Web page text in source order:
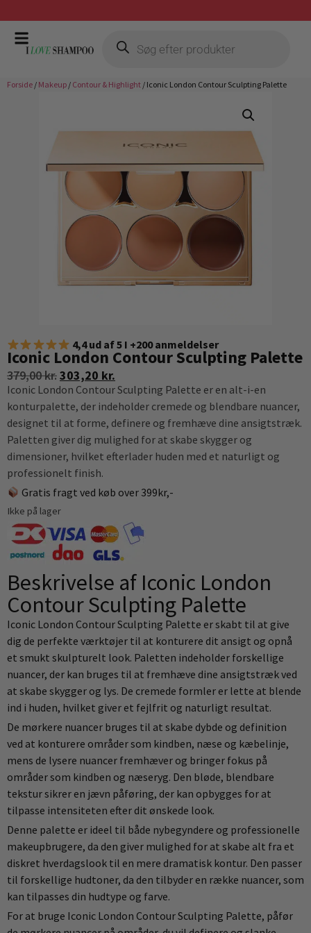
Gratis fragt ved køb over 399,-
Forside / Makeup / Contour & Highlight / Iconic London Contour Sculpting Palette
4,4 ud af 5 I +200 anmeldelser
Iconic London Contour Sculpting Palette
379,00kr.303,20 kr.
Iconic London Contour Sculpting Palette er en alt-i-en
konturpalette, der indeholder cremede og blendbare nuancer,
designet til at forme, definere og fremhæve dine ansigtstræk.
Paletten giver dig mulighed for at skabe skygger og
dimensioner, hvilket efterlader huden med et naturligt og
professionelt finish.
Gratis fragt ved køb over 399kr,-
Ikke på lager
Beskrivelse af Iconic London
Contour Sculpting Palette
Iconic London Contour Sculpting Palette er skabt til at give
dig de perfekte værktøjer til at konturere dit ansigt og opnå
et smukt skulpturelt look. Paletten indeholder forskellige
nuancer, der kan bruges til at fremhæve dine ansigtstræk ved
at skabe skygger og lys. De cremede formler er lette at blende
ind i huden, hvilket giver et fejlfrit og naturligt resultat.
De mørkere nuancer bruges til at skabe dybde og definition
ved at konturere områder som kindben, næse og kæbelinje,
mens de lysere nuancer fremhæver og bringer fokus på
områder som kindben og næseryg. Den bløde, blendbare
tekstur sikrer en jævn påføring, der kan opbygges for at
tilpasse intensiteten efter dit ønskede look.
Denne palette er ideel til både nybegyndere og professionelle
makeupbrugere, da den giver mulighed for at skabe alt fra et
diskret hverdagslook til en mere dramatisk kontur. Den passer
til forskellige hudtoner, da den tilbyder en række nuancer, som
kan tilpasses din hudtype og farve.
For at bruge Iconic London Contour Sculpting Palette, påfør